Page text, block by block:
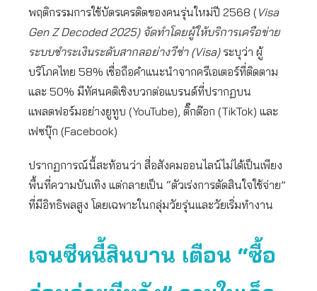
พฤติกรรมการใช้บัตรเครดิตของคนรุ่นใหม่ปี 2568 ( Visa
Gen Z Decoded 2025) จัดทำโดยผู้ให้บริการเครือข่าย
ระบบชำระเงินระดับสากลอย่างวีซ่า (Visa)ระบุว่า ผู้
บริโภคไทย 58% เชื่อถือคำแนะนำจากครีเอเตอร์ที่ติดตาม
และ 50% มีทัศนคติเชิงบวกต่อแบรนด์ที่ปรากฏบน
แพลตฟอร์มอย่างยูทูบ (YouTube), ติ๊กต๊อก (TikTok) และ
เฟซบุ๊ก (Facebook)
ปรากฏการณ์นี้สะท้อนว่า สื่อสังคมออนไลน์ไม่ได้เป็นเพียง
พื้นที่ความบันเทิง แต่กลายเป็น “ตัวเร่งการตัดสินใจใช้จ่าย”
ที่มีอิทธิพลสูง โดยเฉพาะในกลุ่มวัยรุ่นและวัยเริ่มทำงาน
เจนซีหนี้สินบาน เตือน “ซื้อ